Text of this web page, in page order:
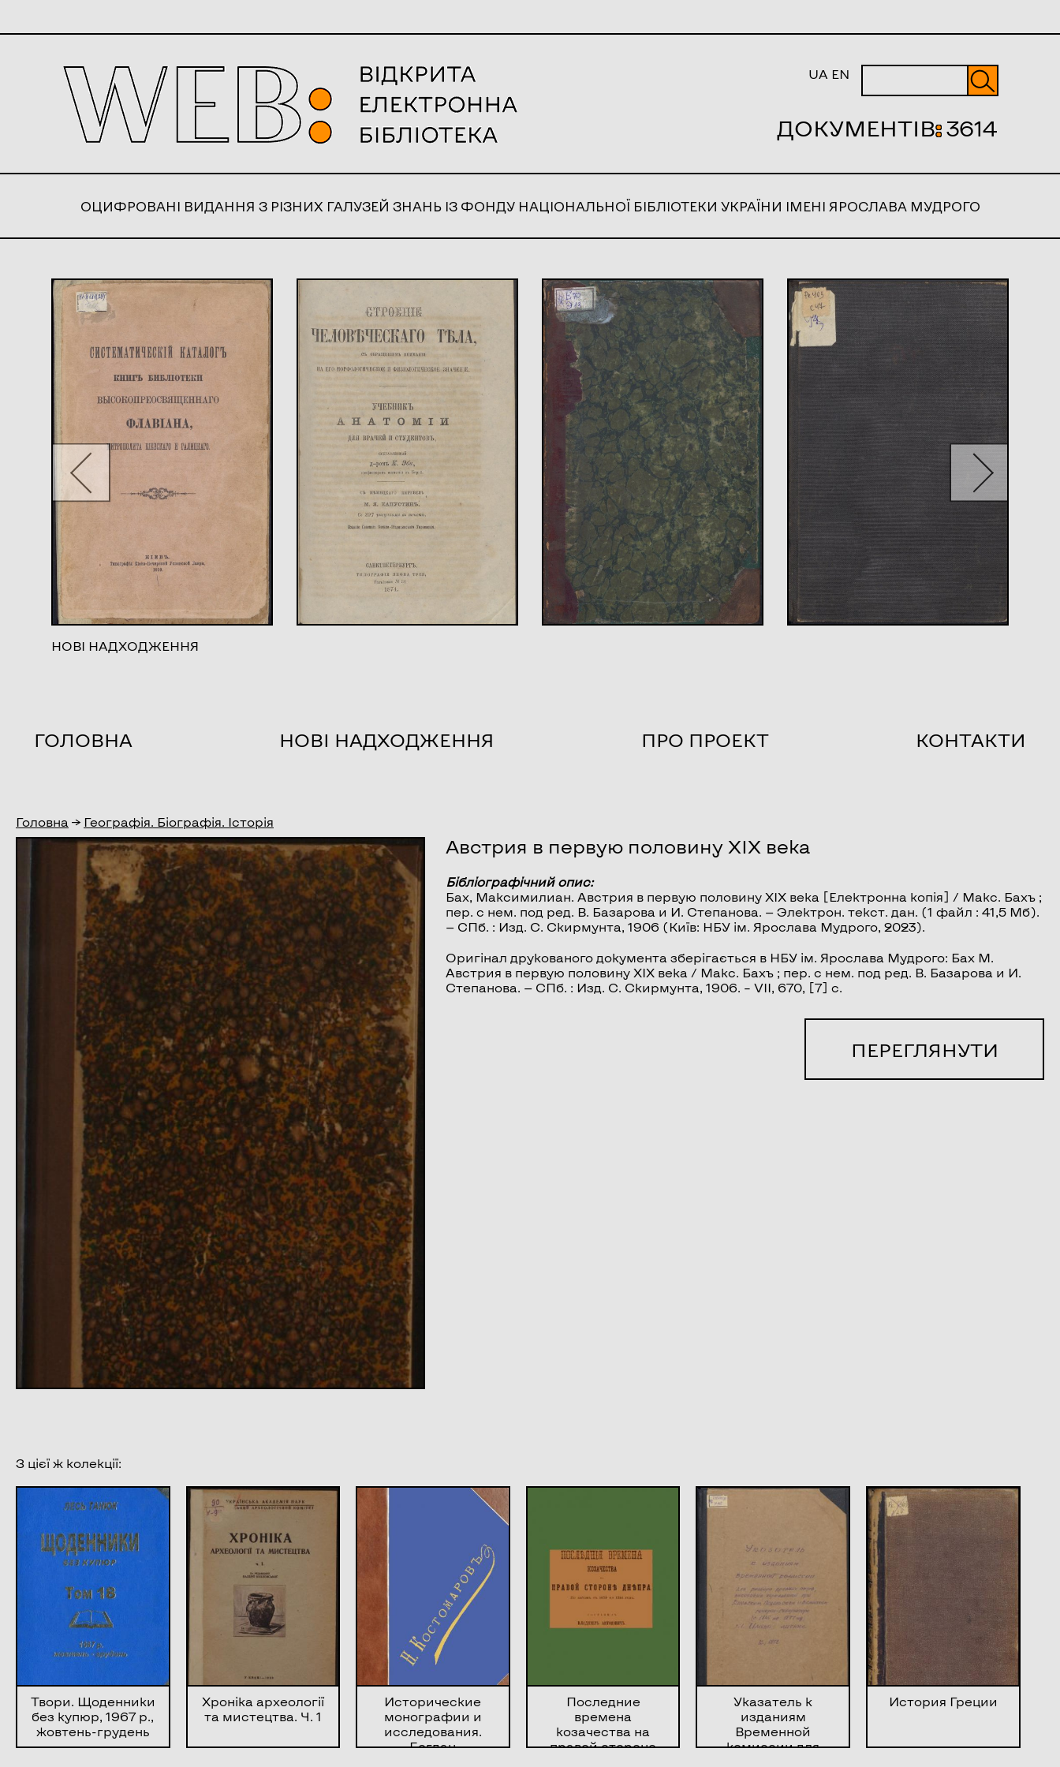
UA EN
ДОКУМЕНТІВ:3614
ОЦИФРОВАНІ ВИДАННЯ З РІЗНИХ ГАЛУЗЕЙ ЗНАНЬ ІЗ ФОНДУ НАЦІОНАЛЬНОЇ БІБЛІОТЕКИ УКРАЇНИ ІМЕНІ ЯРОСЛАВА МУДРОГО
НОВІ НАДХОДЖЕННЯ
ГОЛОВНА НОВІ НАДХОДЖЕННЯ ПРО ПРОЕКТ КОНТАКТИ
Головна → Географія. Біографія. Історія
Австрия в первую половину XIX века
Бібліографічний опис:
Бах, Максимилиан.Австрия в первую половину XIX века [Електронна копія] / Макс. Бахъ ;
пер. с нем. под ред. В. Базарова и И. Степанова. — Электрон. текст. дан. (1 файл : 41,5 Мб).
— СПб. : Изд. С. Скирмунта, 1906 (Київ: НБУ ім. Ярослава Мудрого, 2023).
Оригінал друкованого документа зберігається в НБУ ім. Ярослава Мудрого: Бах М.
Австрия в первую половину XIX века / Макс. Бахъ ; пер. с нем. под ред. В. Базарова и И.
Степанова. — СПб. : Изд. С. Скирмунта, 1906. – VII, 670, [7] с.
ПЕРЕГЛЯНУТИ
З цієї ж колекції:
Твори. Щоденники
без купюр, 1967 р.,
жовтень-грудень
Хроніка археології
та мистецтва. Ч. 1
Исторические
монографии и
исследования.
Богдан
Последние
времена
козачества на
правой стороне
Указатель к
изданиям
Временной
комиссии для
История Греции